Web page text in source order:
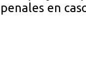
penales en